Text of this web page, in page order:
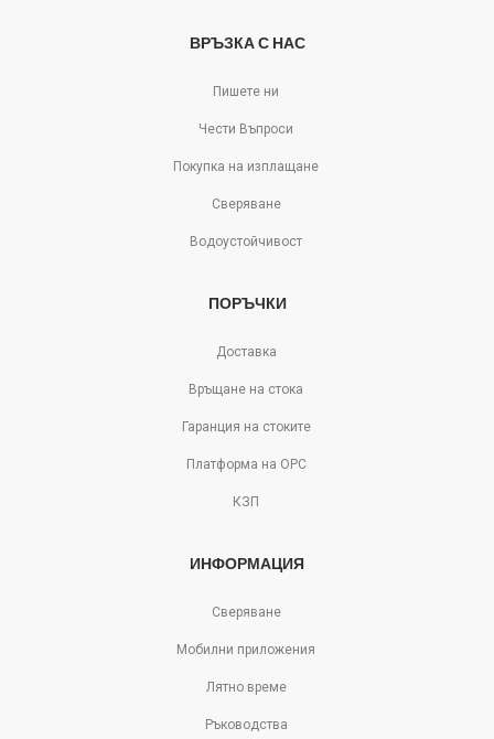
ВРЪЗКА С НАС
Пишете ни
Чести Въпроси
Покупка на изплащане
Сверяване
Водоустойчивост
ПОРЪЧКИ
Доставка
Връщане на стока
Гаранция на стоките
Платформа на ОРС
КЗП
ИНФОРМАЦИЯ
Сверяване
Мобилни приложения
Лятно време
Ръководства